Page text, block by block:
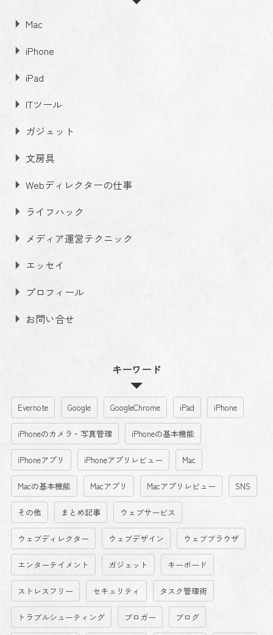
Mac
iPhone
iPad
ITツール
ガジェット
文房具
Webディレクターの仕事
ライフハック
メディア運営テクニック
エッセイ
プロフィール
お問い合せ
キーワード
Evernote Google GoogleChrome iPad iPhone
iPhoneのカメラ・写真管理 iPhoneの基本機能
iPhoneアプリ iPhoneアプリレビュー Mac
Macの基本機能 Macアプリ Macアプリレビュー SNS
その他 まとめ記事 ウェブサービス
ウェブディレクター ウェブデザイン ウェブブラウザ
エンターテイメント ガジェット キーボード
ストレスフリー セキュリティ タスク管理術
トラブルシューティング ブロガー ブログ